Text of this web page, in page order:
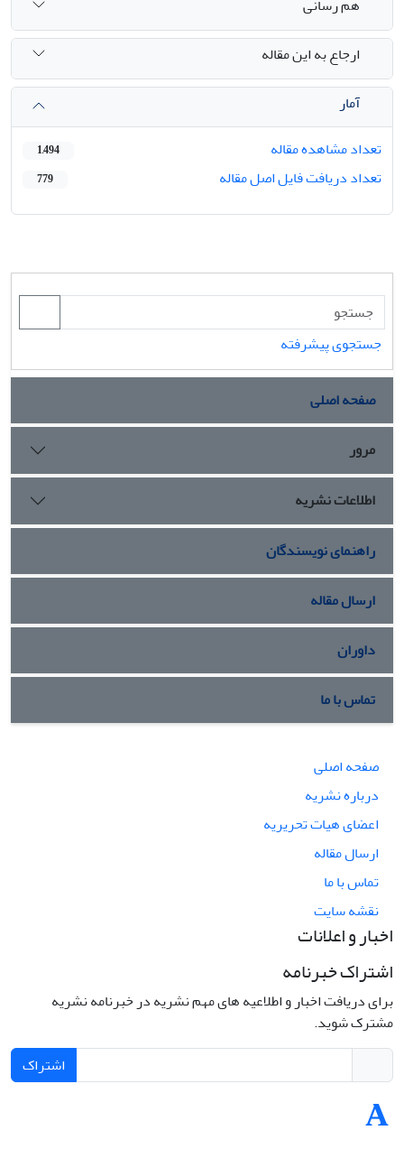
هم رسانی
ارجاع به این مقاله
آمار
تعداد مشاهده مقاله
1,494
تعداد دریافت فایل اصل مقاله 779
جستجوی پیشرفته
صفحه اصلی
مرور
اطلاعات نشریه
راهنمای نویسندگان
ارسال مقاله
داوران
تماس با ما
صفحه اصلی
درباره نشریه
اعضای هیات تحریریه
ارسال مقاله
تماس با ما
نقشه سایت
اخبار و اعلانات
اشتراک خبرنامه
برای دریافت اخبار و اطلاعیه های مهم نشریه در خبرنامه نشریه
مشترک شوید.
اشتراک